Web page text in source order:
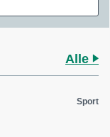
Alle
Sport